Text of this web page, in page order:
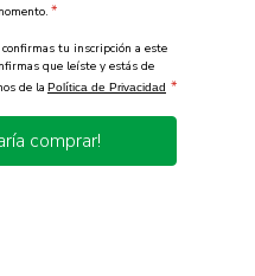
*
tu inscripción a este
que leíste y estás de
de la Política de Privacidad *
comprar!